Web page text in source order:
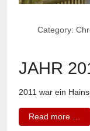
Category:
JAHR
2011 war ein
Read more …